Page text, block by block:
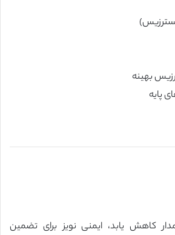
کاهش یابد، ایمنی نویز برای تضمین